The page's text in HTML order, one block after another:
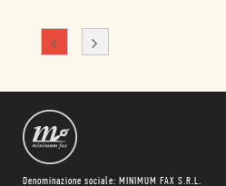
Denominazione sociale: MINIMUM FAX S.R.L.